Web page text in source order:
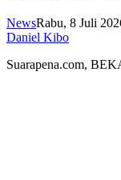
NewsRabu, 8 Juli
Daniel Kibo
Suarapena.com,